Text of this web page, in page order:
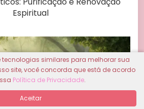
Espiritual
tecnologias similares para melhorar sua
site, você concorda que está de acordo
Política de Privacidade.
Aceitar